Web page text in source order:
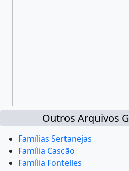
Outros Arquivos
Famílias Sertanejas
Família Cascão
Família Fontelles